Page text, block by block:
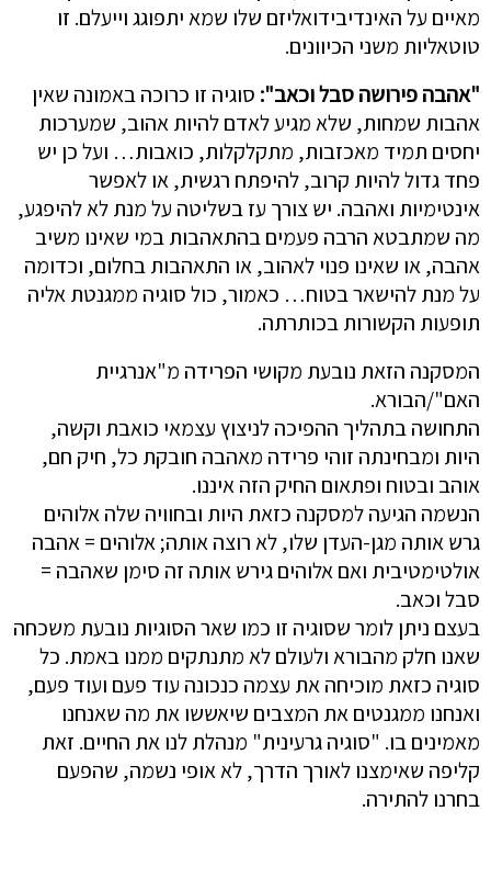
מאיים על האינדיבידואליזם שלו שמא יתפוגג וייעלם. זו
טוטאליות משני הכיוונים.
"אהבה פירושה סבל וכאב": סוגיה זו כרוכה באמונה שאין
אהבות שמחות, שלא מגיע לאדם להיות אהוב, שמערכות
יחסים תמיד מאכזבות, מתקלקלות, כואבות… ועל כן יש
פחד גדול להיות קרוב, להיפתח רגשית, או לאפשר
אינטימיות ואהבה. יש צורך עז בשליטה על מנת לא להיפגע,
מה שמתבטא הרבה פעמים בהתאהבות במי שאינו משיב
אהבה, או שאינו פנוי לאהוב, או התאהבות בחלום, וכדומה
על מנת להישאר בטוח… כאמור, כול סוגיה ממגנטת אליה
תופעות הקשורות בכותרתה.
המסקנה הזאת נובעת מקושי הפרידה מ"אנרגיית
האם"/הבורא.
התחושה בתהליך ההפיכה לניצוץ עצמאי כואבת וקשה,
היות ומבחינתה זוהי פרידה מאהבה חובקת כל, חיק חם,
אוהב ובטוח ופתאום החיק הזה איננו.
הנשמה הגיעה למסקנה כזאת היות ובחוויה שלה אלוהים
גרש אותה מגן-העדן שלו, לא רוצה אותה; אלוהים = אהבה
אולטימטיבית ואם אלוהים גירש אותה זה סימן שאהבה =
סבל וכאב.
בעצם ניתן לומר שסוגיה זו כמו שאר הסוגיות נובעת משכחה
שאנו חלק מהבורא ולעולם לא מתנתקים ממנו באמת. כל
סוגיה כזאת מוכיחה את עצמה כנכונה עוד פעם ועוד פעם,
ואנחנו ממגנטים את המצבים שיאששו את מה שאנחנו
מאמינים בו. "סוגיה גרעינית" מנהלת לנו את החיים. זאת
קליפה שאימצנו לאורך הדרך, לא אופי נשמה, שהפעם
בחרנו להתירה.